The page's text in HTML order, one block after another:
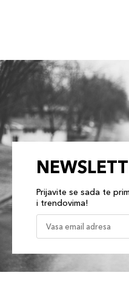
Prijavite se sada te
i trendovima!